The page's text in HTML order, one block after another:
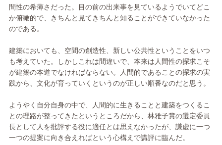
間性の希薄さだった。目の前の出来事を見ているようでいてどこ
か俯瞰的で、きちんと見てきちんと知ることができていなかった
のである。
建築においても、空間の創造性、新しい公共性ということをいつ
も考えていた。しかしこれは間違いで、本来は人間性の探求こそ
が建築の本道でなければならない。人間的であることの探求の実
践から、文化が育っていくというのが正しい順番なのだと思う。
ようやく自分自身の中で、人間的に生きることと建築をつくるこ
との理路が整ってきたというところだから、林雅子賞の選定委員
長として人を批評する役に適任とは思えなかったが、謙虚に一つ
一つの提案に向き合えればという心構えで講評に臨んだ。